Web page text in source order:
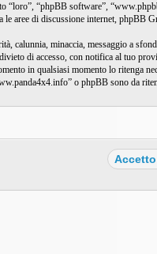
“phpBB software”,
aree di discussione internet, phpBB
calunnia, minaccia, messaggio a
di accesso, con notifica al tuo
in qualsiasi momento lo ritenga
o phpBB sono da